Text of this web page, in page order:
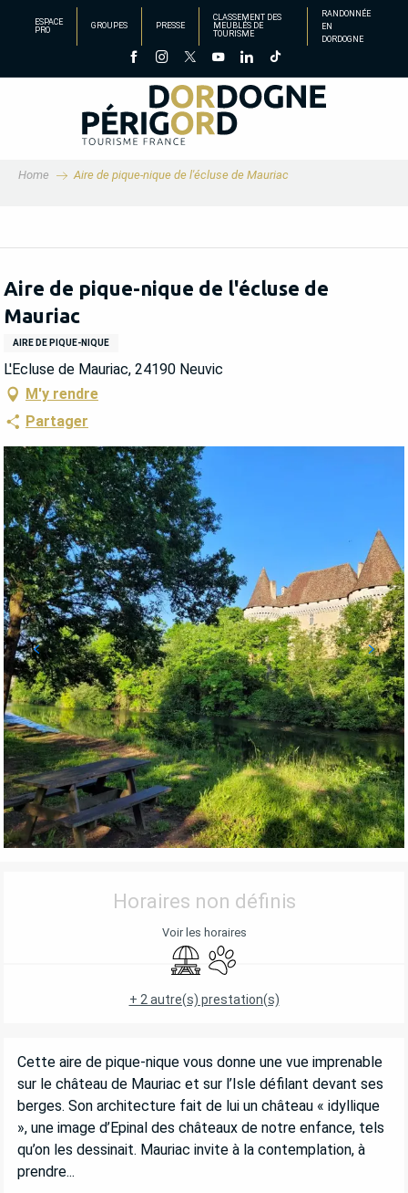
principal
ESPACE
PRO
GROUPES PRESSE
CLASSEMENT DES
MEUBLÉS DE
TOURISME
RANDONNÉE
EN
DORDOGNE
Home Aire de pique-nique de l'écluse de Mauriac
Aire de pique-nique de l'écluse de
Mauriac
AIRE DE PIQUE-NIQUE
L'Ecluse de Mauriac, 24190 Neuvic
M'y rendre
Partager
OUVERTURE ET COORDONNÉES
Horaires non définis
Voir les horaires
Aire de pique nique
Animaux acceptés
+ 2 autre(s) prestation(s)
DESCRIPTION
Cette aire de pique-nique vous donne une vue imprenable
sur le château de Mauriac et sur l’Isle défilant devant ses
berges. Son architecture fait de lui un château « idyllique
», une image d’Epinal des châteaux de notre enfance, tels
qu’on les dessinait. Mauriac invite à la contemplation, à
prendre...